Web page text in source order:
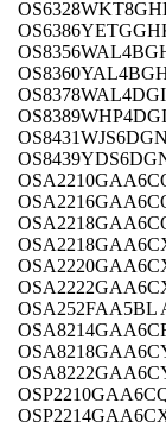
OSA252FAA5BL